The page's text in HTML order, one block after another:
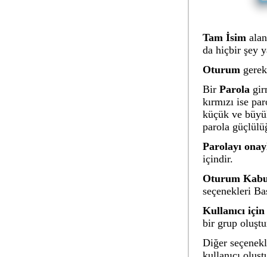
Tam İsim
da hiçbir şey
Oturum
Bir Parola
kırmızı ise
küçük ve
parola
Parolayı
içindir.
Oturum
seçenekleri
Kullanıcı
bir grup
Diğer